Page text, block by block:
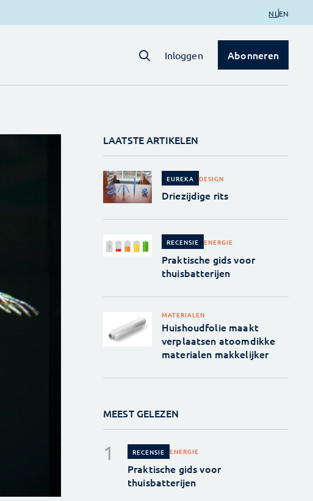
NL EN
Inloggen Abonneren
LAATSTE ARTIKELEN
EUREKA DESIGN
Driezijdige rits
RECENSIE ENERGIE
Praktische gids voor
thuisbatterijen
MATERIALEN
Huishoudfolie maakt
verplaatsen atoomdikke
materialen makkelijker
MEEST GELEZEN
RECENSIE ENERGIE
Praktische gids voor
thuisbatterijen